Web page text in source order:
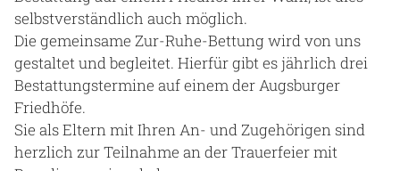
selbstverständlich auch möglich.
Die gemeinsame Zur-Ruhe-Bettung wird von uns
gestaltet und begleitet. Hierfür gibt es jährlich drei
Bestattungstermine auf einem der Augsburger
Friedhöfe.
Sie als Eltern mit Ihren An- und Zugehörigen sind
herzlich zur Teilnahme an der Trauerfeier mit